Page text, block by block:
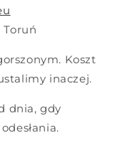
Toruń
Koszt
inaczej.
dnia, gdy